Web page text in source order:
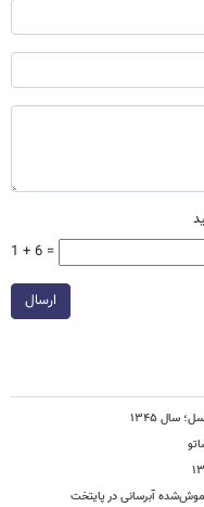
1 + 6 =
ارسال
۱۳۴۵
آبرسانی در پایتخت